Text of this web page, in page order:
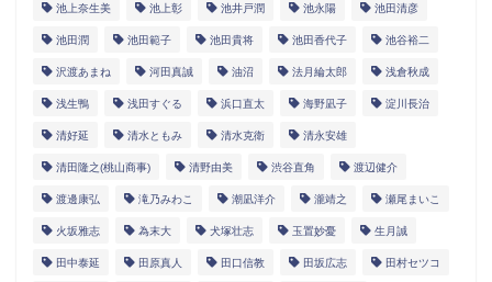
池上奈生美 池上彰 池井戸潤 池永陽 池田清彦
池田潤 池田範子 池田貴将 池田香代子 池谷裕二
沢渡あまね 河田真誠 油沼 法月綸太郎 浅倉秋成
浅生鴨 浅田すぐる 浜口直太 海野凪子 淀川長治
清好延 清水ともみ 清水克衛 清永安雄
清田隆之(桃山商事) 清野由美 渋谷直角 渡辺健介
渡邊康弘 滝乃みわこ 潮凪洋介 瀧靖之 瀬尾まいこ
火坂雅志 為末大 犬塚壮志 玉置妙憂 生月誠
田中泰延 田原真人 田口信教 田坂広志 田村セツコ